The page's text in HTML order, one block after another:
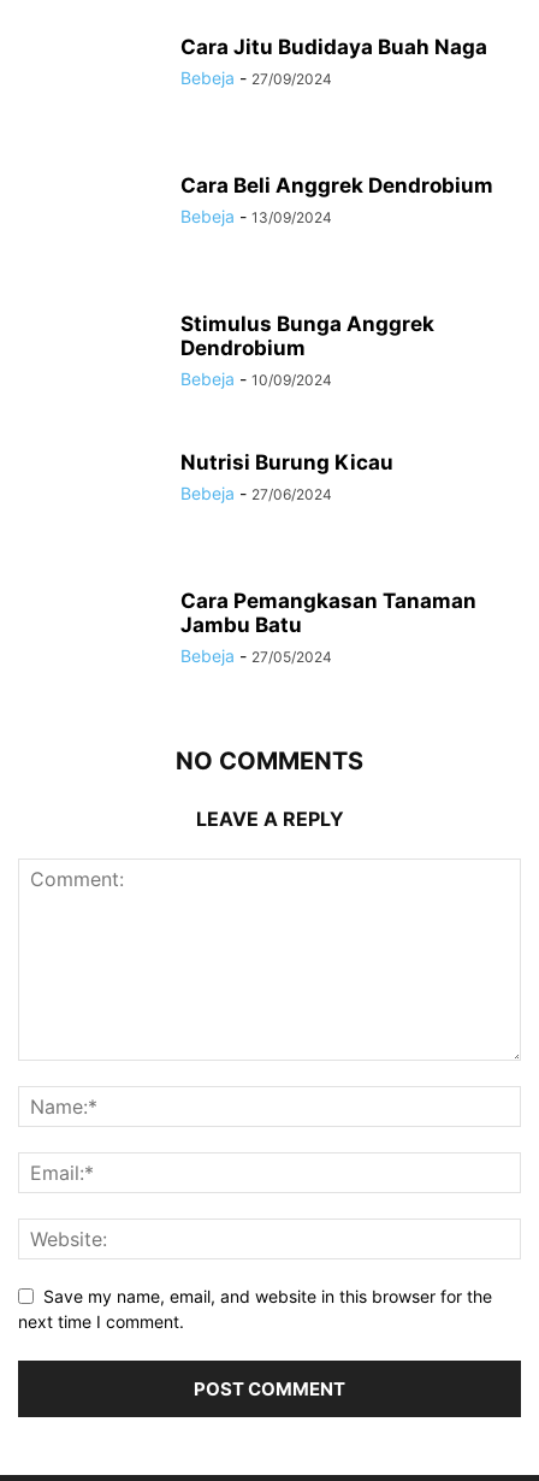
Cara Jitu Budidaya Buah Naga
Bebeja - 27/09/2024
Cara Beli Anggrek Dendrobium
Bebeja - 13/09/2024
Stimulus Bunga Anggrek
Dendrobium
Bebeja - 10/09/2024
Nutrisi Burung Kicau
Bebeja - 27/06/2024
Cara Pemangkasan Tanaman
Jambu Batu
Bebeja - 27/05/2024
NO COMMENTS
LEAVE A REPLY
Save my name, email, and website in this browser for the
next time I comment.